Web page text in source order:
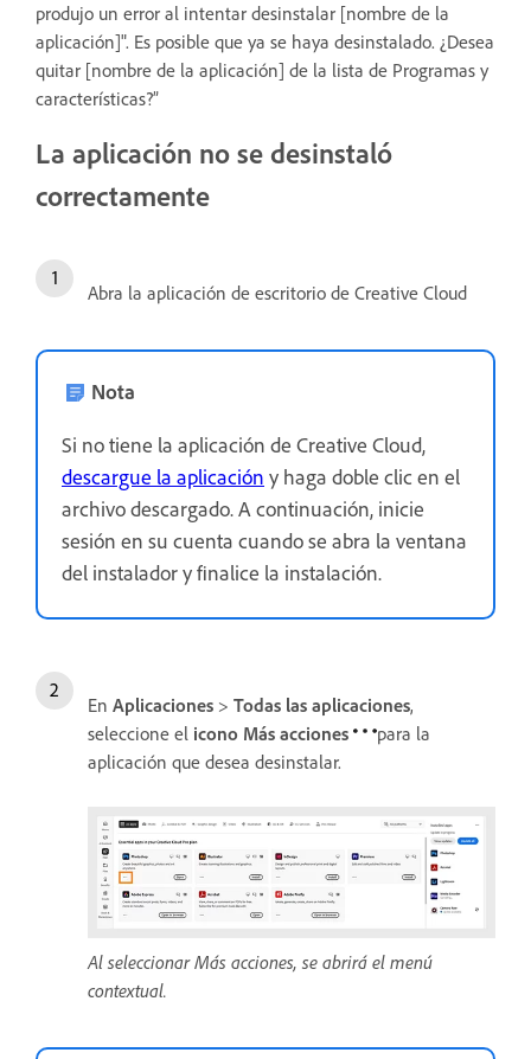
produjo un error al intentar desinstalar [nombre de la
aplicación]". Es posible que ya se haya desinstalado. ¿Desea
quitar [nombre de la aplicación] de la lista de Programas y
características?”
La aplicación no se desinstaló
correctamente
Abra la aplicación de escritorio de Creative Cloud
Nota
Si no tiene la aplicación de Creative Cloud,
descargue la aplicación y haga doble clic en el
archivo descargado. A continuación, inicie
sesión en su cuenta cuando se abra la ventana
del instalador y finalice la instalación.
En Aplicaciones > Todas las aplicaciones,
seleccione el icono Más acciones
para la
aplicación que desea desinstalar.
Al seleccionar Más acciones, se abrirá el menú
contextual.